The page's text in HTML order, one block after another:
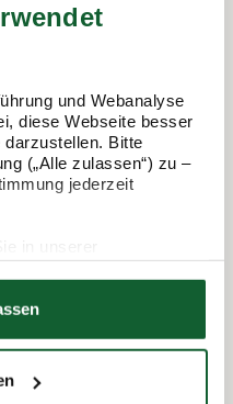
und Webanalyse
diese Webseite besser
Bitte
(„Alle zulassen“) zu –
jederzeit